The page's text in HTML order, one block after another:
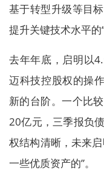
基于转型升级等目
提升关键技术水平的
去年年底，启明以
迈科技控股权的操
新的台阶。一个比
20亿元，三季报负
权结构清晰，未来
一些优质资产的”。